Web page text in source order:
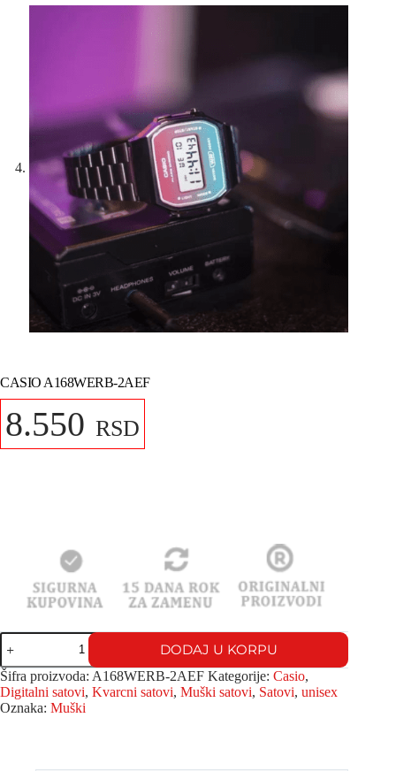
CASIO A168WERB-2AEF
8.550 RSD
DODAJ U KORPU
Šifra proizvoda: A168WERB-2AEF Kategorije: Casio,
Digitalni satovi, Kvarcni satovi, Muški satovi, Satovi, unisex
Oznaka: Muški